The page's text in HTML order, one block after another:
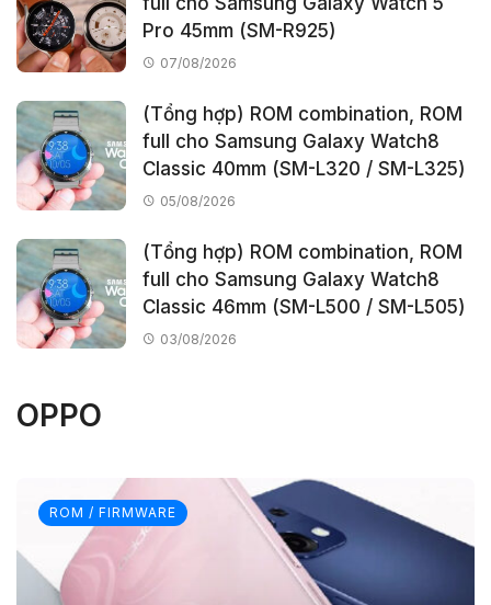
Pro 45mm (SM-R925)
07/08/2026
(Tổng hợp) ROM combination, ROM
full cho Samsung Galaxy Watch8
Classic 40mm (SM-L320 / SM-L325)
05/08/2026
(Tổng hợp) ROM combination, ROM
full cho Samsung Galaxy Watch8
Classic 46mm (SM-L500 / SM-L505)
03/08/2026
OPPO
ROM / FIRMWARE